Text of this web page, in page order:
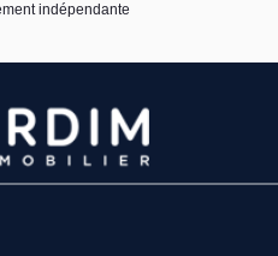
indépendante